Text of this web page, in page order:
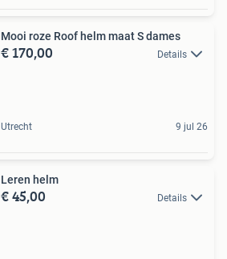
Mooi roze Roof helm maat S dames
€ 170,00 Details
Utrecht 9 jul 26
Leren helm
€ 45,00 Details